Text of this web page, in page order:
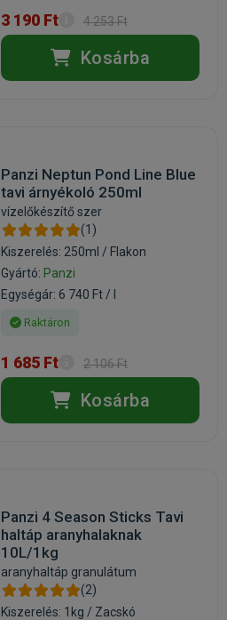
3 190 Ft 4 253 Ft
Kosárba
Panzi Neptun Pond Line Blue
tavi árnyékoló 250ml
vízelőkészítő szer
(1)
Kiszerelés: 250ml / Flakon
Gyártó: Panzi
Egységár: 6 740 Ft / l
Raktáron
1 685 Ft 2 106 Ft
Kosárba
Panzi 4 Season Sticks Tavi
haltáp aranyhalaknak
10L/1kg
aranyhaltáp granulátum
(2)
Kiszerelés: 1kg / Zacskó